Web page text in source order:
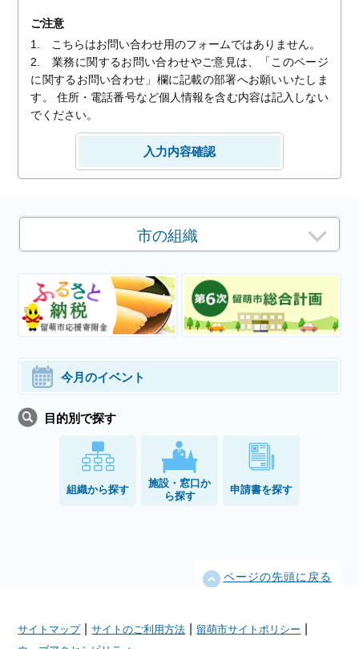
ご注意
1. こちらはお問い合わせ用のフォームではありません。
2. 業務に関するお問い合わせやご意見は、「このページ
に関するお問い合わせ」欄に記載の部署へお願いいたしま
す。 住所・電話番号など個人情報を含む内容は記入しない
でください。
市の組織
今月のイベント
目的別で探す
組織から探す
施設・窓口か
ら探す
申請書を探す
ページの先頭に戻る
サイトマップ サイトのご利用方法 留萌市サイトポリシー